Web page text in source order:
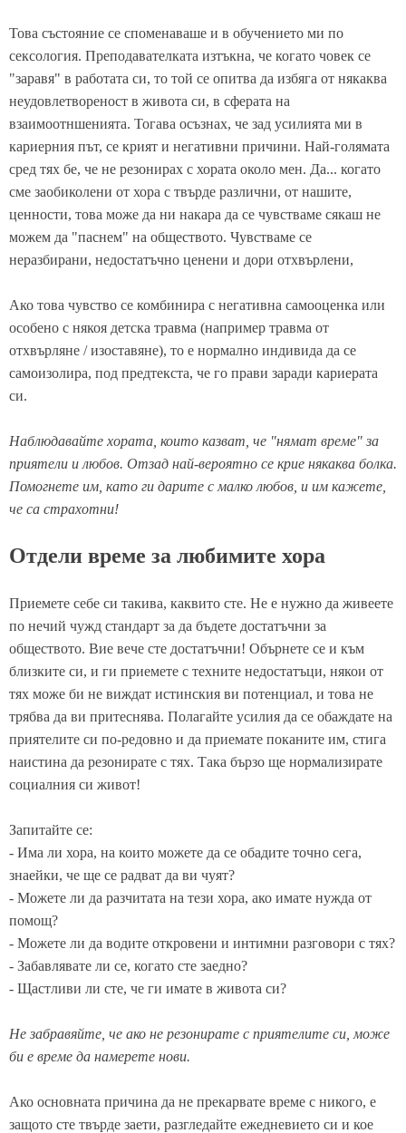
Това състояние се споменаваше и в обучението ми по
сексология. Преподавателката изтъкна, че когато човек се
"заравя" в работата си, то той се опитва да избяга от някаква
неудовлетвореност в живота си, в сферата на
взаимоотншенията. Тогава осъзнах, че зад усилията ми в
кариерния път, се крият и негативни причини. Най-голямата
сред тях бе, че не резонирах с хората около мен. Да... когато
сме заобиколени от хора с твърде различни, от нашите,
ценности, това може да ни накара да се чувстваме сякаш не
можем да "паснем" на обществото. Чувстваме се
неразбирани, недостатъчно ценени и дори отхвърлени,
Ако това чувство се комбинира с негативна самооценка или
особено с някоя детска травма (например травма от
отхвърляне / изоставяне), то е нормално индивида да се
самоизолира, под предтекста, че го прави заради кариерата
си.
Наблюдавайте хората, които казват, че "нямат време" за
приятели и любов. Отзад най-вероятно се крие някаква болка.
Помогнете им, като ги дарите с малко любов, и им кажете,
че са страхотни!
Отдели време за любимите хора
Приемете себе си такива, каквито сте. Не е нужно да живеете
по нечий чужд стандарт за да бъдете достатъчни за
обществото. Вие вече сте достатъчни! Обърнете се и към
близките си, и ги приемете с техните недостатъци, някои от
тях може би не виждат истинския ви потенциал, и това не
трябва да ви притеснява. Полагайте усилия да се обаждате на
приятелите си по-редовно и да приемате поканите им, стига
наистина да резонирате с тях. Така бързо ще нормализирате
социалния си живот!
Запитайте се:
- Има ли хора, на които можете да се обадите точно сега,
знаейки, че ще се радват да ви чуят?
- Можете ли да разчитата на тези хора, ако имате нужда от
помощ?
- Можете ли да водите откровени и интимни разговори с тях?
- Забавлявате ли се, когато сте заедно?
- Щастливи ли сте, че ги имате в живота си?
Не забравяйте, че ако не резонирате с приятелите си, може
би е време да намерете нови.
Ако основната причина да не прекарвате време с никого, е
защото сте твърде заети, разгледайте ежедневието си и кое